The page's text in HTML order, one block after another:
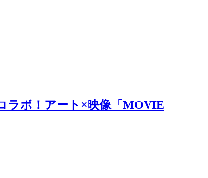
ラボ！アート×映像「MOVIE